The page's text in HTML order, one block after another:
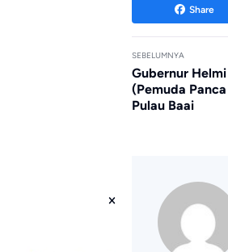
Share
SEBELUMNYA
Gubernur Helmi
(Pemuda
Pulau Baai